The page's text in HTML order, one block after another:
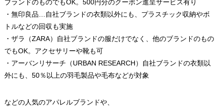
ブランドのものでもOK。500円分のクーポン進呈サービス有り
・無印良品…自社ブランドの衣類以外にも、プラスチック収納やボ
トルなどの回収も実施
・ザラ（ZARA）自社ブランドの服だけでなく、他のブランドのもの
でもOK。アクセサリーや靴も可
・アーバンリサーチ（URBAN RESEARCH）自社ブランドの衣類以
外にも、50％以上の羽毛製品や毛布などが対象
などの人気のアパレルブランドや、